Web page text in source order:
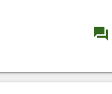
question_answer